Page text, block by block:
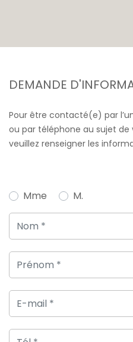
DEMANDE
Pour être contacté(e) par
ou par téléphone au sujet
veuillez renseigner les
Mme M.